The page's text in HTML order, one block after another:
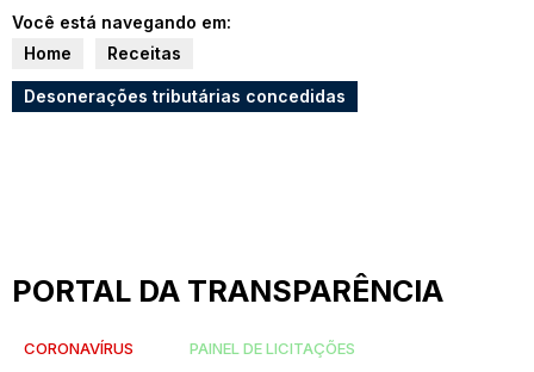
Você está navegando em:
Home
Receitas
Desonerações tributárias concedidas
PORTAL DA TRANSPARÊNCIA
CORONAVÍRUS
PAINEL DE LICITAÇÕES